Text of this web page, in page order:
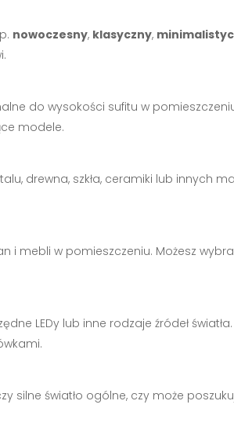
nowoczesny, klasyczny,
do wysokości sufitu w
modele.
drewna, szkła, ceramiki lub innych
i mebli w pomieszczeniu. Możesz
LEDy lub inne rodzaje źródeł
silne światło ogólne, czy może